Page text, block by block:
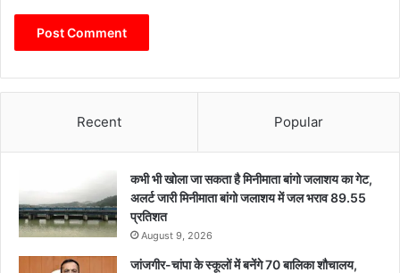
Recent Popular
कभी भी खोला जा सकता है मिनीमाता बांगो जलाशय का गेट,
अलर्ट जारी मिनीमाता बांगो जलाशय में जल भराव 89.55
प्रतिशत
August 9, 2026
जांजगीर-चांपा के स्कूलों में बनेंगे 70 बालिका शौचालय,